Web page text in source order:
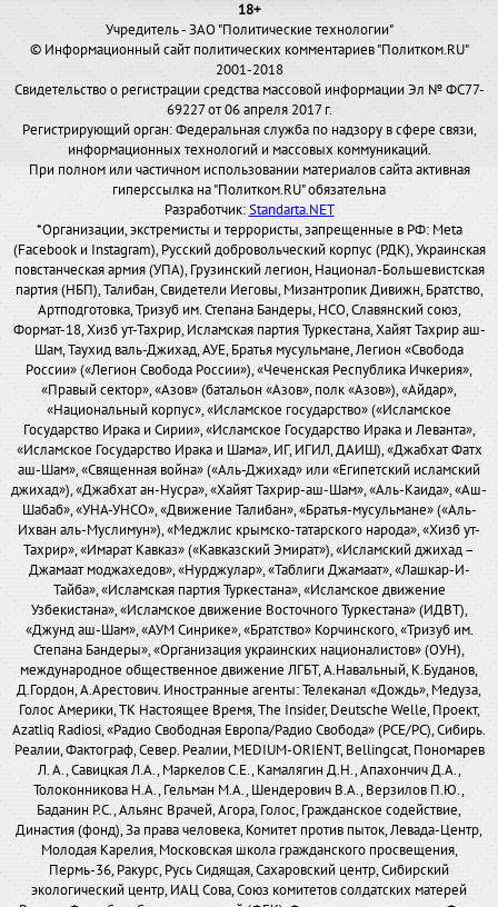
18+
Учредитель - ЗАО "Политические технологии"
© Информационный сайт политических комментариев "Политком.RU"
2001-2018
Свидетельство о регистрации средства массовой информации Эл № ФС77-
69227 от 06 апреля 2017 г.
Регистрирующий орган: Федеральная служба по надзору в сфере связи,
информационных технологий и массовых коммуникаций.
При полном или частичном использовании материалов сайта активная
гиперссылка на "Политком.RU" обязательна
Разработчик:Standarta.NET
*Организации, экстремисты и террористы, запрещенные в РФ: Meta
(Facebook и Instagram), Русский добровольческий корпус (РДК), Украинская
повстанческая армия (УПА), Грузинский легион, Национал-Большевистская
партия (НБП), Талибан, Свидетели Иеговы, Мизантропик Дивижн, Братство,
Артподготовка, Тризуб им. Степана Бандеры, НСО, Славянский союз,
Формат-18, Хизб ут-Тахрир, Исламская партия Туркестана, Хайят Тахрир аш-
Шам, Таухид валь-Джихад, АУЕ, Братья мусульмане, Легион «Свобода
России» («Легион Свобода России»), «Чеченская Республика Ичкерия»,
«Правый сектор», «Азов» (батальон «Азов», полк «Азов»), «Айдар»,
«Национальный корпус», «Исламское государство» («Исламское
Государство Ирака и Сирии», «Исламское Государство Ирака и Леванта»,
«Исламское Государство Ирака и Шама», ИГ, ИГИЛ, ДАИШ), «Джабхат Фатх
аш-Шам», «Священная война» («Аль-Джихад» или «Египетский исламский
джихад»), «Джабхат ан-Нусра», «Хайят Тахрир-аш-Шам», «Аль-Каида», «Аш-
Шабаб», «УНА-УНСО», «Движение Талибан», «Братья-мусульмане» («Аль-
Ихван аль-Муслимун»), «Меджлис крымско-татарского народа», «Хизб ут-
Тахрир», «Имарат Кавказ» («Кавказский Эмират»), «Исламский джихад –
Джамаат моджахедов», «Нурджулар», «Таблиги Джамаат», «Лашкар-И-
Тайба», «Исламская партия Туркестана», «Исламское движение
Узбекистана», «Исламское движение Восточного Туркестана» (ИДВТ),
«Джунд аш-Шам», «АУМ Синрике», «Братство» Корчинского, «Тризуб им.
Степана Бандеры», «Организация украинских националистов» (ОУН),
международное общественное движение ЛГБТ, А.Навальный, К.Буданов,
Д.Гордон, А.Арестович. Иностранные агенты: Телеканал «Дождь», Медуза,
Голос Америки, ТК Настоящее Время, The Insider, Deutsche Welle, Проект,
Azatliq Radiosi, «Радио Свободная Европа/Радио Свобода» (PCE/PC), Сибирь.
Реалии, Фактограф, Север. Реалии, MEDIUM-ORIENT, Bellingcat, Пономарев
Л. А., Савицкая Л.А., Маркелов С.Е., Камалягин Д.Н., Апахончич Д.А.,
Толоконникова Н.А., Гельман М.А., Шендерович В.А., Верзилов П.Ю.,
Баданин Р.С., Альянс Врачей, Агора, Голос, Гражданское содействие,
Династия (фонд), За права человека, Комитет против пыток, Левада-Центр,
Молодая Карелия, Московская школа гражданского просвещения,
Пермь-36, Ракурс, Русь Сидящая, Сахаровский центр, Сибирский
экологический центр, ИАЦ Сова, Союз комитетов солдатских матерей